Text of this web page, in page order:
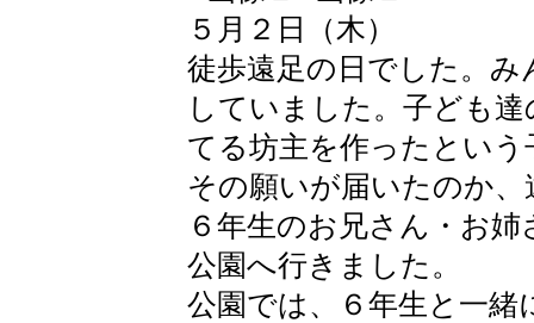
５月２日（木）
徒歩遠足の日でした。
していました。子ども
てる坊主を作ったとい
その願いが届いたのか、
６年生のお兄さん・お
公園へ行きました。
公園では、６年生と一